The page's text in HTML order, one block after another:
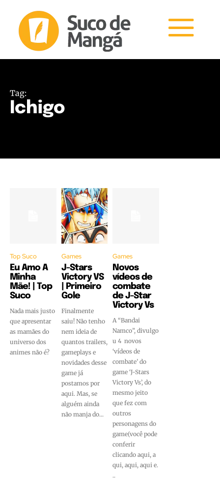
Tag:
Ichigo
Top Suco
Eu Amo A
Minha
Mãe! | Top
Suco
Nada mais justo
que apresentar
as mamães do
universo dos
animes não é?
Games
J-Stars
Victory VS
| Primeiro
Gole
Finalmente
saiu! Não tenho
nem ideia de
quantos trailers,
gameplays e
novidades desse
game já
postamos por
aqui. Mas, se
alguém ainda
não manja do...
Games
Novos
vídeos de
combate
de J-Star
Victory Vs
A “Bandai
Namco”, divulgo
u 4 novos
‘vídeos de
combate’ do
game ‘J-Stars
Victory Vs’, do
mesmo jeito
que fez com
outros
personagens do
game(você pode
conferir
clicando aqui, a
qui, aqui, aqui e.
..